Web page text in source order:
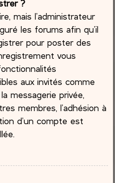
?
mais l’administrateur
les forums afin qu’il
pour poster des
vous
aux invités comme
messagerie privée,
membres, l’adhésion à
d’un compte est